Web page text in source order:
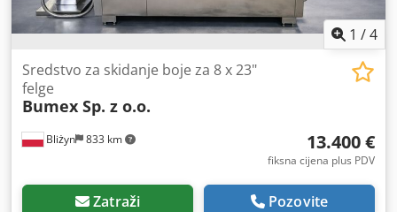
1 /4
Bliżyn 833 km
Sredstvo za skidanje boje za 8 x 23"
felge
Bumex Sp. z o.o.
13.400 €
fiksna cijena plus PDV
Zatraži Pozovite